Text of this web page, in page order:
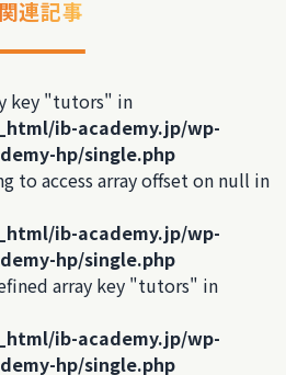
関連記事
key "tutors" in
ib-academy.jp/wp-
hp/single.php
to access array offset on null in
ib-academy.jp/wp-
hp/single.php
array key "tutors" in
ib-academy.jp/wp-
hp/single.php